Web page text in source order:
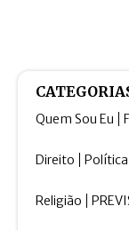
Quem Sou Eu
Direito Política
Religião